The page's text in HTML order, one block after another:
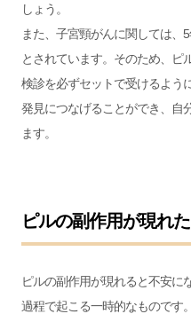
しょう。
また、子宮頸がんに関しては、
とされています。そのため、ピ
検診を必ずセットで受けるよう
発見につなげることができ、自
ます。
ピルの副作用が現れ
ピルの副作用が現れると不安に
過程で起こる一時的なものです。